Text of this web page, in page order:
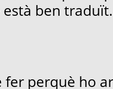
està ben traduït.
perquè ho